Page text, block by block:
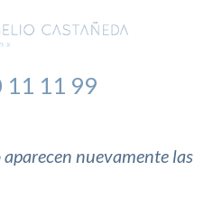
11 11 99
nuevamente las